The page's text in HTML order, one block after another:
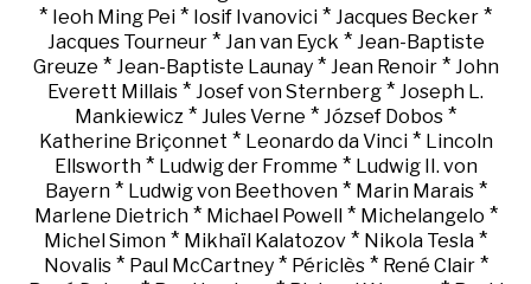
* Ieoh Ming Pei * Iosif Ivanovici * Jacques Becker *
Jacques Tourneur* Jan van Eyck * Jean-Baptiste
Greuze * Jean-Baptiste Launay* Jean Renoir* John
Everett Millais * Josef von Sternberg * Joseph L.
Mankiewicz * Jules Verne * József Dobos *
Katherine Briçonnet * Leonardo da Vinci* Lincoln
Ellsworth* Ludwig der Fromme * Ludwig II. von
Bayern* Ludwig von Beethoven* Marin Marais*
Marlene Dietrich* Michael Powell* Michelangelo *
Michel Simon * Mikhaïl Kalatozov * Nikola Tesla *
Novalis* Paul McCartney* Périclès* René Clair*